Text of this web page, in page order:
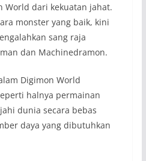
World dari kekuatan jahat.
monster yang baik, kini
sang raja
dan Machinedramon.
Digimon World
halnya permainan
dunia secara bebas
daya yang dibutuhkan